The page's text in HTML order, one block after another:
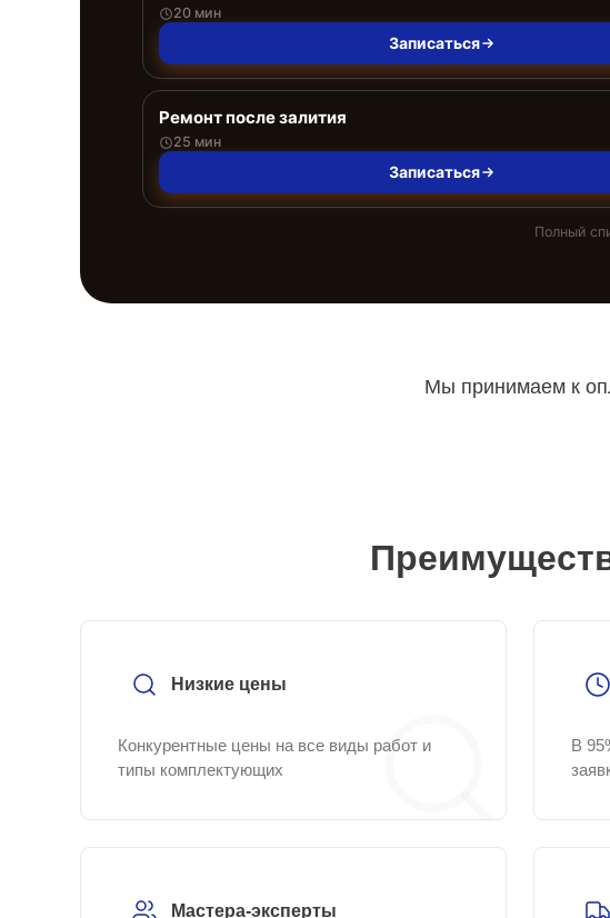
20 мин
Записаться
Ремонт после залития
25 мин
Записаться
Полный
Мы принимаем к
Низкие цены
Конкурентные цены на все виды работ и
типы комплектующих
В
Мастера-эксперты